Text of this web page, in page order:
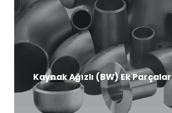
Kaynak Ağızlı (BW) Ek Parçalar
DETAYLI BİLGİ